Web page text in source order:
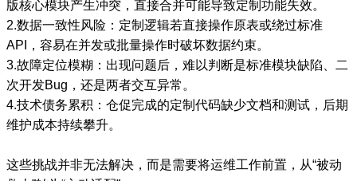
版核心模块产生冲突，直接合并可能导致定制功能失效。
2.数据一致性风险：定制逻辑若直接操作原表或绕过标准
API，容易在并发或批量操作时破坏数据约束。
3.故障定位模糊：出现问题后，难以判断是标准模块缺陷、二
次开发Bug，还是两者交互异常。
4.技术债务累积：仓促完成的定制代码缺少文档和测试，后期
维护成本持续攀升。
这些挑战并非无法解决，而是需要将运维工作前置，从“被动